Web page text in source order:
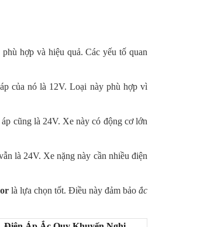
hợp và hiệu quả. Các yếu tố quan
của nó là 12V. Loại này phù hợp vì
cũng là 24V. Xe này có động cơ lớn
là 24V. Xe nặng này cần nhiều điện
là lựa chọn tốt. Điều này đảm bảoắc